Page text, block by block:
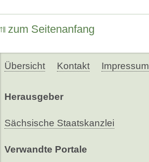
zum Seitenanfang
Übersicht Kontakt Impressum
Herausgeber
Sächsische Staatskanzlei
Verwandte Portale